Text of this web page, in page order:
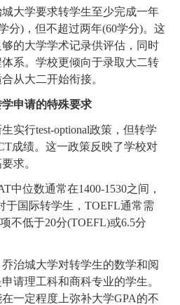
学要求转学生至少完成一年
分)，但不超过两年(60学分)。这
的大学学术记录供评估，同时
系。学校更倾向于录取大二转
从大二开始衔接。
申请的特殊要求
行test-optional政策，但转学
成绩。这一政策反映了学校对
求。
位数通常在1400-1530之间，
于国际转学生，TOEFL通常需
不低于20分(TOEFL)或6.5分
城大学对转学生的数学和阅
请理工科和商科专业的学生。
一定程度上弥补大学GPA的不